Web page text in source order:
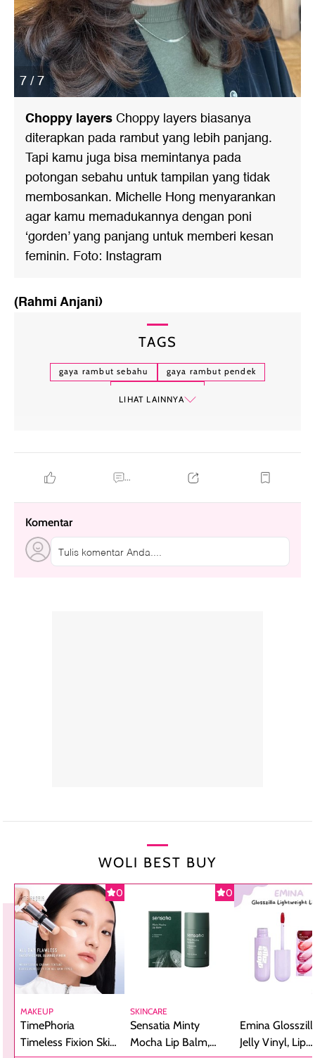
7 / 7
Choppy layersChoppy layers biasanya
diterapkan pada rambut yang lebih panjang.
Tapi kamu juga bisa memintanya pada
potongan sebahu untuk tampilan yang tidak
membosankan. Michelle Hong menyarankan
agar kamu memadukannya dengan poni
‘gorden’ yang panjang untuk memberi kesan
feminin. Foto: Instagram
(Rahmi Anjani)
TAGS
gaya rambut sebahu
gaya rambut pendek
LIHAT LAINNYA
...
Komentar
Tulis komentar Anda....
WOLI BEST BUY
0
MAKEUP
TimePhoria
Timeless Fixion Skin
0
SKINCARE
Sensatia Minty
Mocha Lip Balm,
Emina
Jelly Vinyl, Lip